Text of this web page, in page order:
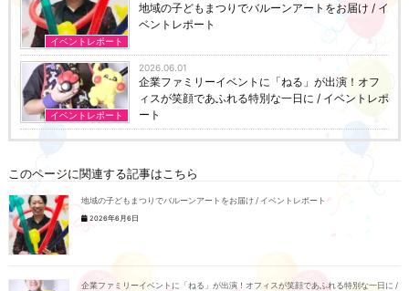
イベントレポート
地域の子どもまつりでバルーンアートをお届け / イ
ベントレポート
イベントレポート
2026.06.01
企業ファミリーイベントに「ねる」が出演！オフ
ィスが笑顔であふれる特別な一日に / イベントレポ
ート
このページに関連する記事はこちら
地域の子どもまつりでバルーンアートをお届け / イベントレポート
2026年6月6日
企業ファミリーイベントに「ねる」が出演！オフィスが笑顔であふれる特別な一日に /